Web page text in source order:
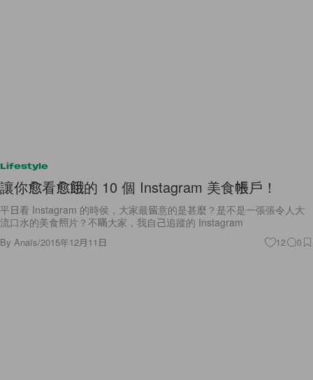
Lifestyle
讓你愈看愈餓的 10 個 Instagram 美食帳戶！
平日看 Instagram 的時侯，大家最留意的是甚麼？是不是一張張令人大
流口水的美食照片？不瞞大家，我自己追蹤的 Instagram
By Anaïs/2015年12月11日 12 0